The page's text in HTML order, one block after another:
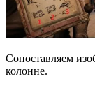
Сопоставляем
колонне.